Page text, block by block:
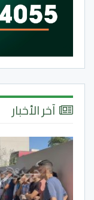
آخر الأخبار